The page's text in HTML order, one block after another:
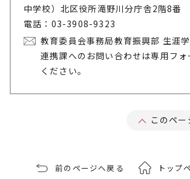
中学校）北区役所滝野川分庁舎2階8番
電話：03-3908-9323
教育委員会事務局教育振興部 生涯
連携課へのお問い合わせは専用フォ
ください。
このペ
前のページへ戻る トップ